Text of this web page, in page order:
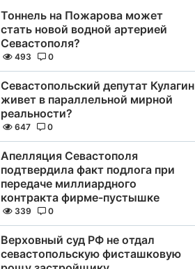
Тоннель на Пожарова может
стать новой водной артерией
Севастополя?
493 0
Севастопольский депутат Кулагин
живет в параллельной мирной
реальности?
647 0
Апелляция Севастополя
подтвердила факт подлога при
передаче миллиардного
контракта фирме-пустышке
339 0
Верховный суд РФ не отдал
севастопольскую фисташковую